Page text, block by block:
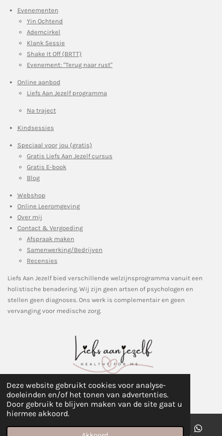
Deze website gebruikt cookies voor analyse-
doeleinden en/of het tonen van advertenties.
Door gebruik te blijven maken van de site gaat u
hiermee akkoord.
Evenementen
Yin Ochtend
Ademcirkel
Klank Sessie
Shake It Off (BRTT)
Evenement: "Terug naar rust"
Online aanbod
Liefs Aan Jezelf programma
Na traject
Kindsessies
Speciaal voor jou (gratis)
Gratis Liefs Aan Jezelf cursus
Gratis E-book
Blog
Webshop
Online Leeromgeving
Over mij
Contact & Vergoeding
Afspraak maken
Samenwerking/Bedrijven
Recensies
Liefs Aan Jezelf bied verschillende welzijnsprogramma vanuit een
holistische benadering. Wij zijn geen artsen of psychologen en
stellen geen diagnoses. Ons werk is complementair en geen
vervanging voor medische zorg.
©Copyright 2018 Healthyforme